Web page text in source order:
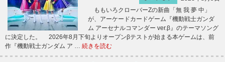
ももいろクローバーZの新曲「無 我 夢 中」
が、アーケードカードゲーム『機動戦士ガンダ
ム アーセナルコマンダー ver.β』のテーマソング
に決定した。 2026年8月下旬よりオープンβテストが始まる本ゲームは、前
作『機動戦士ガンダム ア … 続きを読む